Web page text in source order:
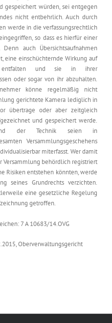
gespeichert würden, sei entgegen
nicht entbehrlich. Auch durch
werde in die verfassungsrechtlich
so dass es hierfür einer
auch Übersichtsaufnahmen
eine einschüchternde Wirkung auf
entfalten und sie in ihrer
oder sogar von ihr abzuhalten.
könne regelmäßig nicht
gerichtete Kamera lediglich in
übertrage oder aber zeitgleich
und gespeichert werde.
der Technik seien in
Versammlungsgeschehens
miterfasst. Wer damit
Versammlung behördlich registriert
Risiken entstehen könnten, werde
seines Grundrechts verzichten.
eine gesetzliche Regelung
getroffen.
7 A 10683/14.OVG
Oberverwaltungsgericht